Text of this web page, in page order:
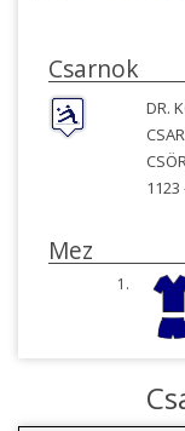
Csarnok
DR.
1123
Mez
1.